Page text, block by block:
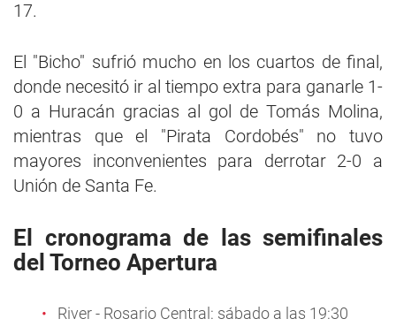
17.
El "Bicho" sufrió mucho en los cuartos de final,
donde necesitó ir al tiempo extra para ganarle 1-
0 a Huracán gracias al gol de Tomás Molina,
mientras que el "Pirata Cordobés" no tuvo
mayores inconvenientes para derrotar 2-0 a
Unión de Santa Fe.
El cronograma de las semifinales
del Torneo Apertura
River - Rosario Central: sábado a las 19:30